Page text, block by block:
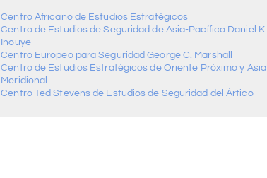
Centro Africano de Estudios Estratégicos
Centro de Estudios de Seguridad de Asia-Pacífico Daniel K.
Inouye
Centro Europeo para Seguridad George C. Marshall
Centro de Estudios Estratégicos de Oriente Próximo y Asia
Meridional
Centro Ted Stevens de Estudios de Seguridad del Ártico